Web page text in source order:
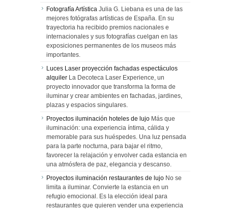
Fotografía Artística Julia G. Liebana es una de las
mejores fotógrafas artísticas de España. En su
trayectoria ha recibido premios nacionales e
internacionales y sus fotografías cuelgan en las
exposiciones permanentes de los museos más
importantes.
Luces Laser proyección fachadas espectáculos
alquiler La Decoteca Laser Experience, un
proyecto innovador que transforma la forma de
iluminar y crear ambientes en fachadas, jardines,
plazas y espacios singulares.
Proyectos iluminación hoteles de lujo Más que
iluminación: una experiencia íntima, cálida y
memorable para sus huéspedes. Una luz pensada
para la parte nocturna, para bajar el ritmo,
favorecer la relajación y envolver cada estancia en
una atmósfera de paz, elegancia y descanso.
Proyectos iluminación restaurantes de lujo No se
limita a iluminar. Convierte la estancia en un
refugio emocional. Es la elección ideal para
restaurantes que quieren vender una experiencia